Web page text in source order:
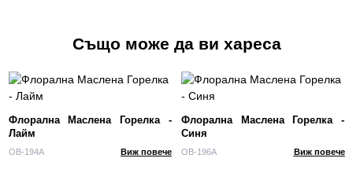
Също може да ви хареса
Флорална Маслена Горелка -
Лайм
OB-194A Виж повече
Флорална Маслена Горелка -
Синя
OB-196A Виж повече